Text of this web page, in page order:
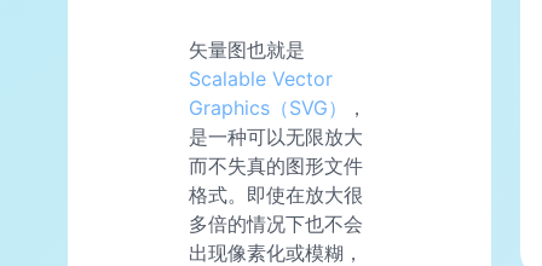
矢量图也就是
Scalable Vector
Graphics（SVG）
，
是一种可以无限放大
而不失真的图形文件
格式。即使在放大很
多倍的情况下也不会
出现像素化或模糊，